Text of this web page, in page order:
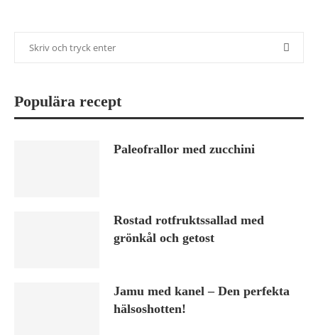
Populära recept
Paleofrallor med zucchini
Rostad rotfruktssallad med
grönkål och getost
Jamu med kanel – Den perfekta
hälsoshotten!